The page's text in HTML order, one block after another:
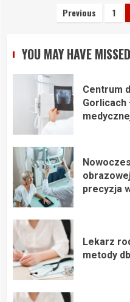
Previous 1
YOU MAY HAVE MISSED
Centrum
precyzja
Lekarz
metody